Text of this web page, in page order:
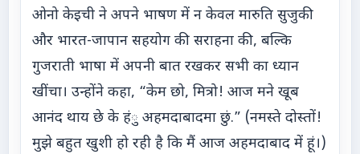
ओनो केइची ने अपने भाषण में न केवल मारुति सुजुकी
और भारत-जापान सहयोग की सराहना की, बल्कि
गुजराती भाषा में अपनी बात रखकर सभी का ध्यान
खींचा। उन्होंने कहा, “केम छो, मित्रो! आज मने खूब
आनंद थाय छे के हंु अहमदाबादमा छुं.” (नमस्ते दोस्तों!
मुझे बहुत खुशी हो रही है कि मैं आज अहमदाबाद में हूं।)